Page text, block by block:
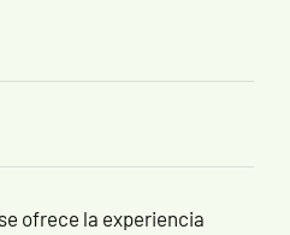
ofrece la experiencia